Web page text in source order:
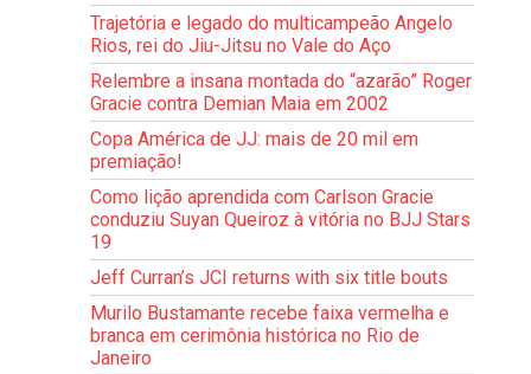
Trajetória e legado do multicampeão Angelo
Rios, rei do Jiu-Jitsu no Vale do Aço
Relembre a insana montada do “azarão” Roger
Gracie contra Demian Maia em 2002
Copa América de JJ: mais de 20 mil em
premiação!
Como lição aprendida com Carlson Gracie
conduziu Suyan Queiroz à vitória no BJJ Stars
19
Jeff Curran’s JCI returns with six title bouts
Murilo Bustamante recebe faixa vermelha e
branca em cerimônia histórica no Rio de
Janeiro